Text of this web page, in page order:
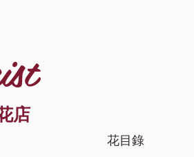
店
花目錄